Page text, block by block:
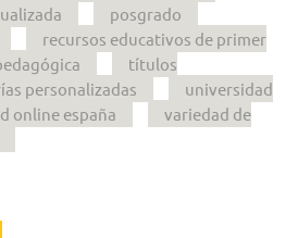
posgrado
recursos educativos de primer
títulos
personalizadas
universidad
online españa
variedad de